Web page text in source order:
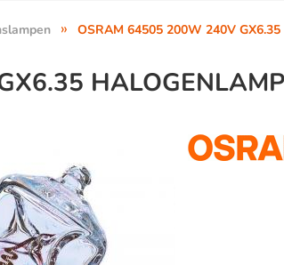
» OSRAM 64505 200W 240V